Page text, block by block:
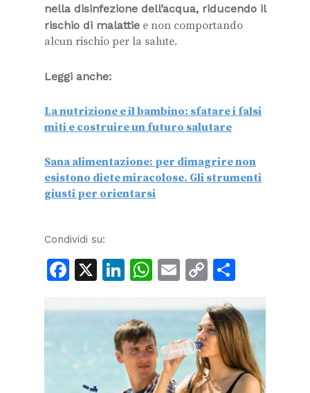
nella disinfezione dell’acqua, riducendo il
rischio di malattie e non comportando
alcun rischio per la salute.
Leggi anche:
La nutrizione e il bambino: sfatare i falsi
miti e costruire un futuro salutare
Sana alimentazione: per dimagrire non
esistono diete miracolose. Gli strumenti
giusti per orientarsi
Condividi su:
Facebook
X LinkedIn
WhatsApp
Email
Copy